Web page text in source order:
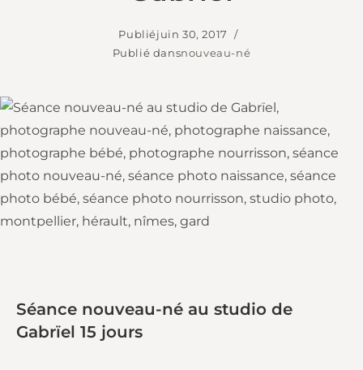
Publiéjuin 30, 2017
Publié dansnouveau-né
Séance nouveau-né au studio de
Gabrïel 15 jours